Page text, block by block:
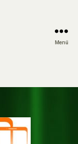
Menü